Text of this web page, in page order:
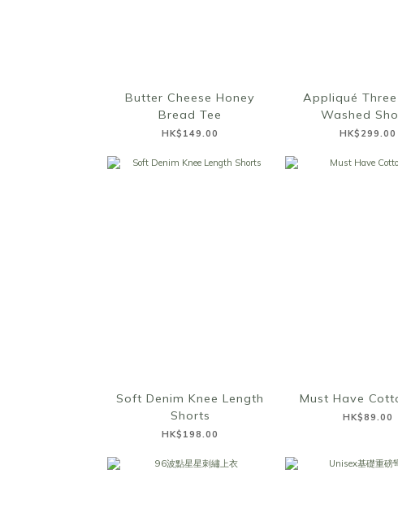
Butter Cheese Honey
Bread Tee
HK$149.00
Appliqué
Washed
HK$299.00
Soft Denim Knee Length
Shorts
HK$198.00
Must Have
HK$89.00